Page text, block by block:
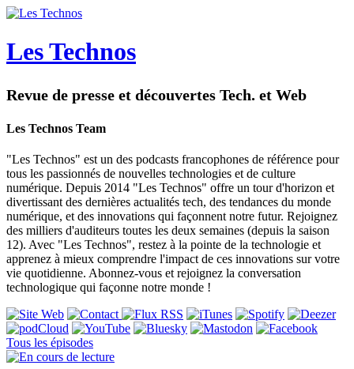
Les Technos
Revue de presse et découvertes Tech. et Web
Les Technos Team
"Les Technos" est un des podcasts francophones de référence pour
tous les passionnés de nouvelles technologies et de culture
numérique. Depuis 2014 "Les Technos" offre un tour d'horizon et
divertissant des dernières actualités tech, des tendances du monde
numérique, et des innovations qui façonnent notre futur. Rejoignez
des milliers d'auditeurs toutes les deux semaines (depuis la saison
12). Avec "Les Technos", restez à la pointe de la technologie et
apprenez à mieux comprendre l'impact de ces innovations sur votre
vie quotidienne. Abonnez-vous et rejoignez la conversation
technologique qui façonne notre monde !
Tous les épisodes